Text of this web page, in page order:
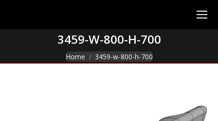
3459-W-800-H-700
You are here:
Home 3459-w-800-h-700